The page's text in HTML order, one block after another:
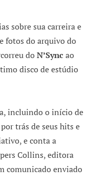
sobre sua carreira e
fotos do arquivo do
doN’Syncao
disco de estúdio
incluindo o início de
trás de seus hits e
e conta a
Collins, editora
comunicado enviado